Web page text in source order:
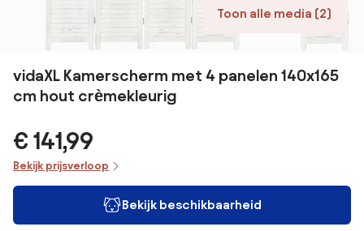
Toon alle media (2)
vidaXL Kamerscherm met 4 panelen 140x165
cm hout crèmekleurig
€ 141,99
Bekijk prijsverloop
Bekijk beschikbaarheid